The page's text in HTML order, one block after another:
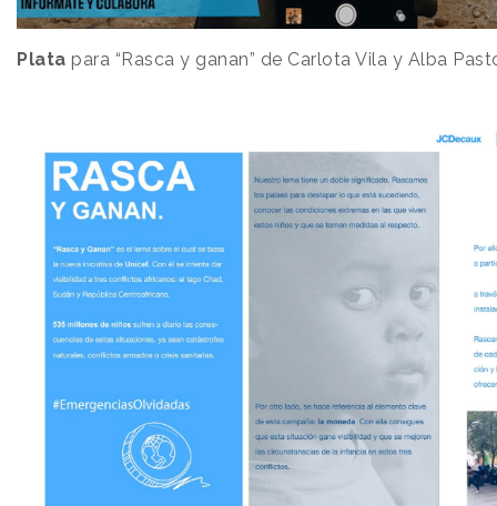
Plata para “Rasca y ganan” de Carlota Vila y Alba